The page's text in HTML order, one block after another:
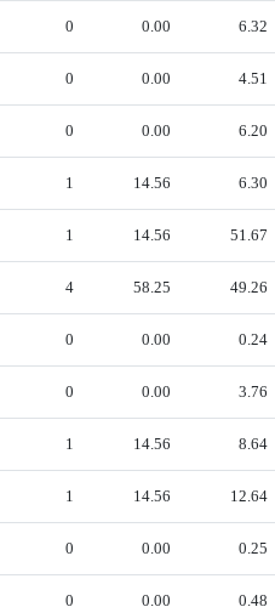
0 0.00 6.32
0 0.00 4.51
0 0.00 6.20
1 14.56 6.30
1 14.56 51.67
4 58.25 49.26
0 0.00 0.24
0 0.00 3.76
1 14.56 8.64
1 14.56 12.64
0 0.00 0.25
0 0.00 0.48